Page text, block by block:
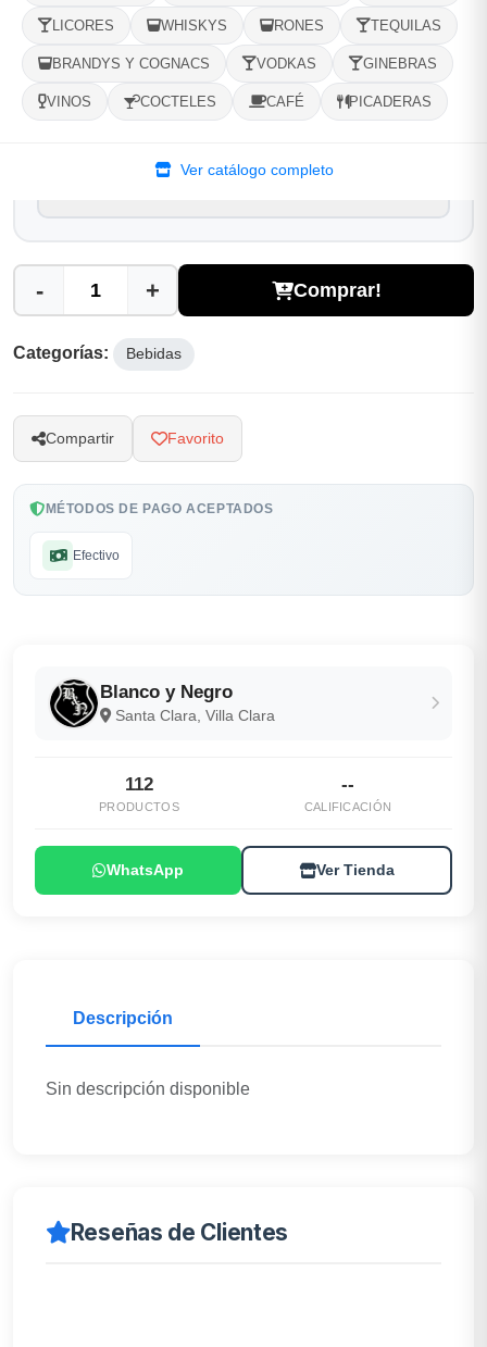
LICORES WHISKYS RONES TEQUILAS
BRANDYS Y COGNACS VODKAS GINEBRAS
VINOS COCTELES CAFÉ PICADERAS
Ver catálogo completo
Selecciona tu ubicacion
PROVINCIA
- + Comprar!
Categorías: Bebidas
Compartir Favorito
MÉTODOS DE PAGO ACEPTADOS
Efectivo
Blanco y Negro
Santa Clara, Villa Clara
112
PRODUCTOS
--
CALIFICACIÓN
WhatsApp Ver Tienda
Descripción
Sin descripción disponible
Reseñas de Clientes